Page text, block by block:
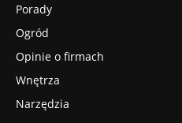
Porady
Ogród
Opinie o firmach
Wnętrza
Narzędzia